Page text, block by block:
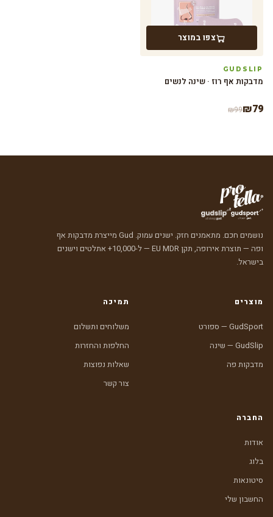
צפו במוצר
GUDSLIP
מדבקות אף רוז · שינה לנשים
₪79
₪99
נושמים חכם. מתאמנים חזק. ישנים עמוק. Gud מייצרת מדבקות אף
ופה — תוצרת אירופה, תקן EU MDR — ל-10,000+ אתלטים וישנים
בישראל.
מוצרים
GudSport — ספורט
GudSlip — שינה
מדבקות פה
תמיכה
משלוחים ותשלום
החלפות והחזרות
שאלות נפוצות
צור קשר
החברה
אודות
בלוג
סיטונאות
החשבון שלי